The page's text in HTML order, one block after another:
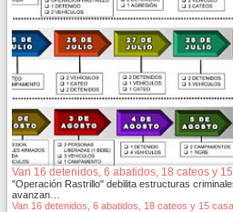
Van 16 detenidos, 6 abatidos, 18 cateos y
"Operación Rastrillo" debilita estructuras
avanzan…
Van 16 detenidos, 6 abatidos, 18 cateos y 15